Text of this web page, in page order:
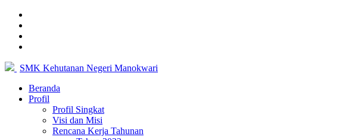
SMK Kehutanan Negeri Manokwari
Beranda
Profil
Profil Singkat
Visi dan Misi
Rencana Kerja Tahunan